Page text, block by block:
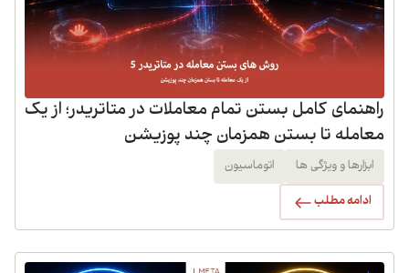
راهنمای کامل بستن تمام معاملات در متاتریدر؛ از یک
معامله تا بستن همزمان چند پوزیشن
ابزارها و ویژگی ها اتوماسیون
ادامه مطلب